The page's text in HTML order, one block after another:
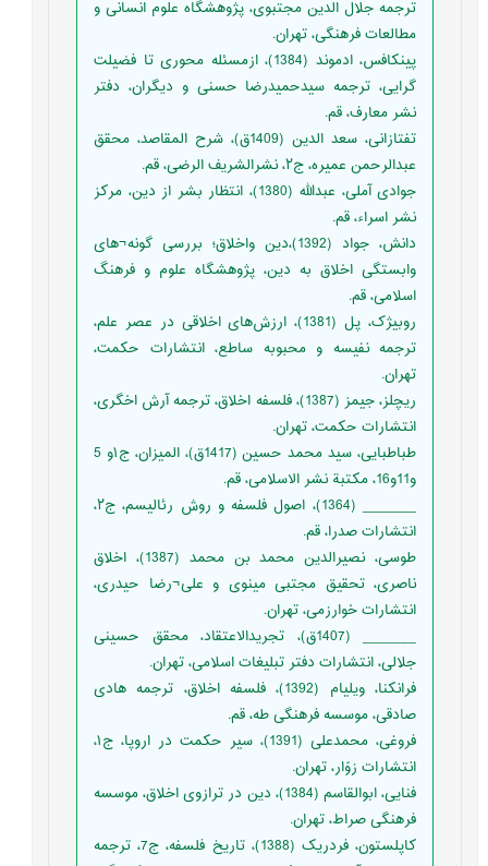
ترجمه جلال الدین مجتبوی، پژوهشگاه علوم انسانی و
مطالعات فرهنگی، تهران.
پینکافس، ادموند (1384)، ازمسئله محوری تا فضیلت
گرایی، ترجمه سیدحمیدرضا حسنی و دیگران، دفتر
نشر معارف، قم.
تفتازانی، سعد الدين (1409ق)، شرح المقاصد، محقق
عبدالرحمن عمیره، ج٢، نشرالشریف الرضی، قم.
جوادی آملی، عبدالله (1380)، انتظار بشر از دین، مرکز
نشر اسراء، قم.
دانش، جواد (1392)،دین واخلاق؛ بررسی گونه¬های
وابستگی اخلاق به دین، پژوهشگاه علوم و فرهنگ
اسلامی، قم.
روبیژک، پل (1381)، ارزش‌های اخلاقی در عصر علم،
ترجمه نفیسه و محبوبه ساطع، انتشارات حکمت،
تهران.
ریچلز، جیمز (1387)، فلسفه اخلاق، ترجمه آرش اخگری،
انتشارات حکمت، تهران.
طباطبایی، سید محمد حسین (1417ق)، المیزان، ج١و 5
و11و16، مکتبة نشر الاسلامی، قم.
_______ (1364)، اصول فلسفه و روش رئالیسم، ج٢،
انتشارات صدرا، قم.
طوسی، نصیرالدین محمد بن محمد (1387)، اخلاق
ناصری، تحقیق مجتبی مینوی و علی¬رضا حیدری،
انتشارات خوارزمی، تهران.
_______ (1407ق)، تجریدالاعتقاد، محقق حسينى
جلالى، انتشارات دفتر تبليغات اسلامى، تهران.
فرانکنا، ویلیام (1392)، فلسفه اخلاق، ترجمه هادی
صادقی، موسسه فرهنگی طه، قم.
فروغی، محمدعلی (1391)، سیر حکمت در اروپا، ج١،
انتشارات زوّار، تهران.
فنایی، ابوالقاسم (1384)، دین در ترازوی اخلاق، موسسه
فرهنگی صراط، تهران.
کاپلستون، فردریک (1388)، تاریخ فلسفه، ج7، ترجمه